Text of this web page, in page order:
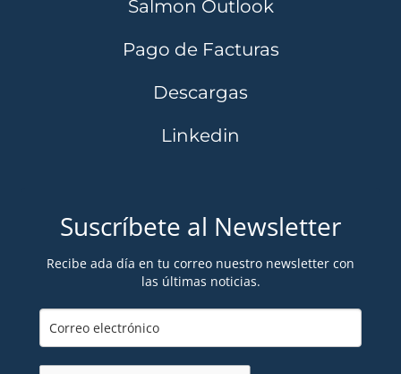
Salmon Outlook
Pago de Facturas
Descargas
Linkedin
Suscríbete al Newsletter
Recibe ada día en tu correo nuestro newsletter con
las últimas noticias.